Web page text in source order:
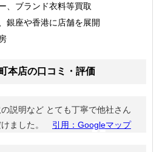
、ブランド衣料等買取
銀座や香港に店舗を展開
本店の口コミ・評価
説明など とても丁寧で他社さん
けました。 引用：Googleマップ